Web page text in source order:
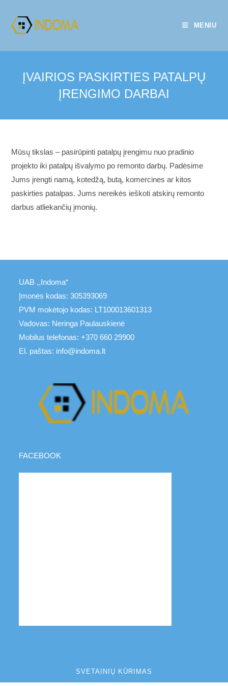
content
MENIU
ĮVAIRIOS PASKIRTIES PATALPŲ
ĮRENGIMO DARBAI
Mūsų tikslas – pasirūpinti patalpų įrengimu nuo pradinio
projekto iki patalpų išvalymo po remonto darbų. Padėsime
Jums įrengti namą, kotedžą, butą, komercines ar kitos
paskirties patalpas. Jums nereikės ieškoti atskirų remonto
darbus atliekančių įmonių.
UAB ,,Indoma“
Įmonės kodas: 305393069
PVM mokėtojo kodas: LT100013601313
Vadovas: Neringa Paulauskienė
Mobilus telefonas: +370 660 29900
El. paštas: info@indoma.lt
FACEBOOK
SVETAINIŲ KŪRIMAS